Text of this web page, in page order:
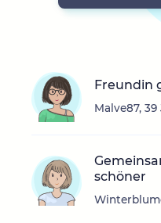
Freundin
Malve87,
schöner